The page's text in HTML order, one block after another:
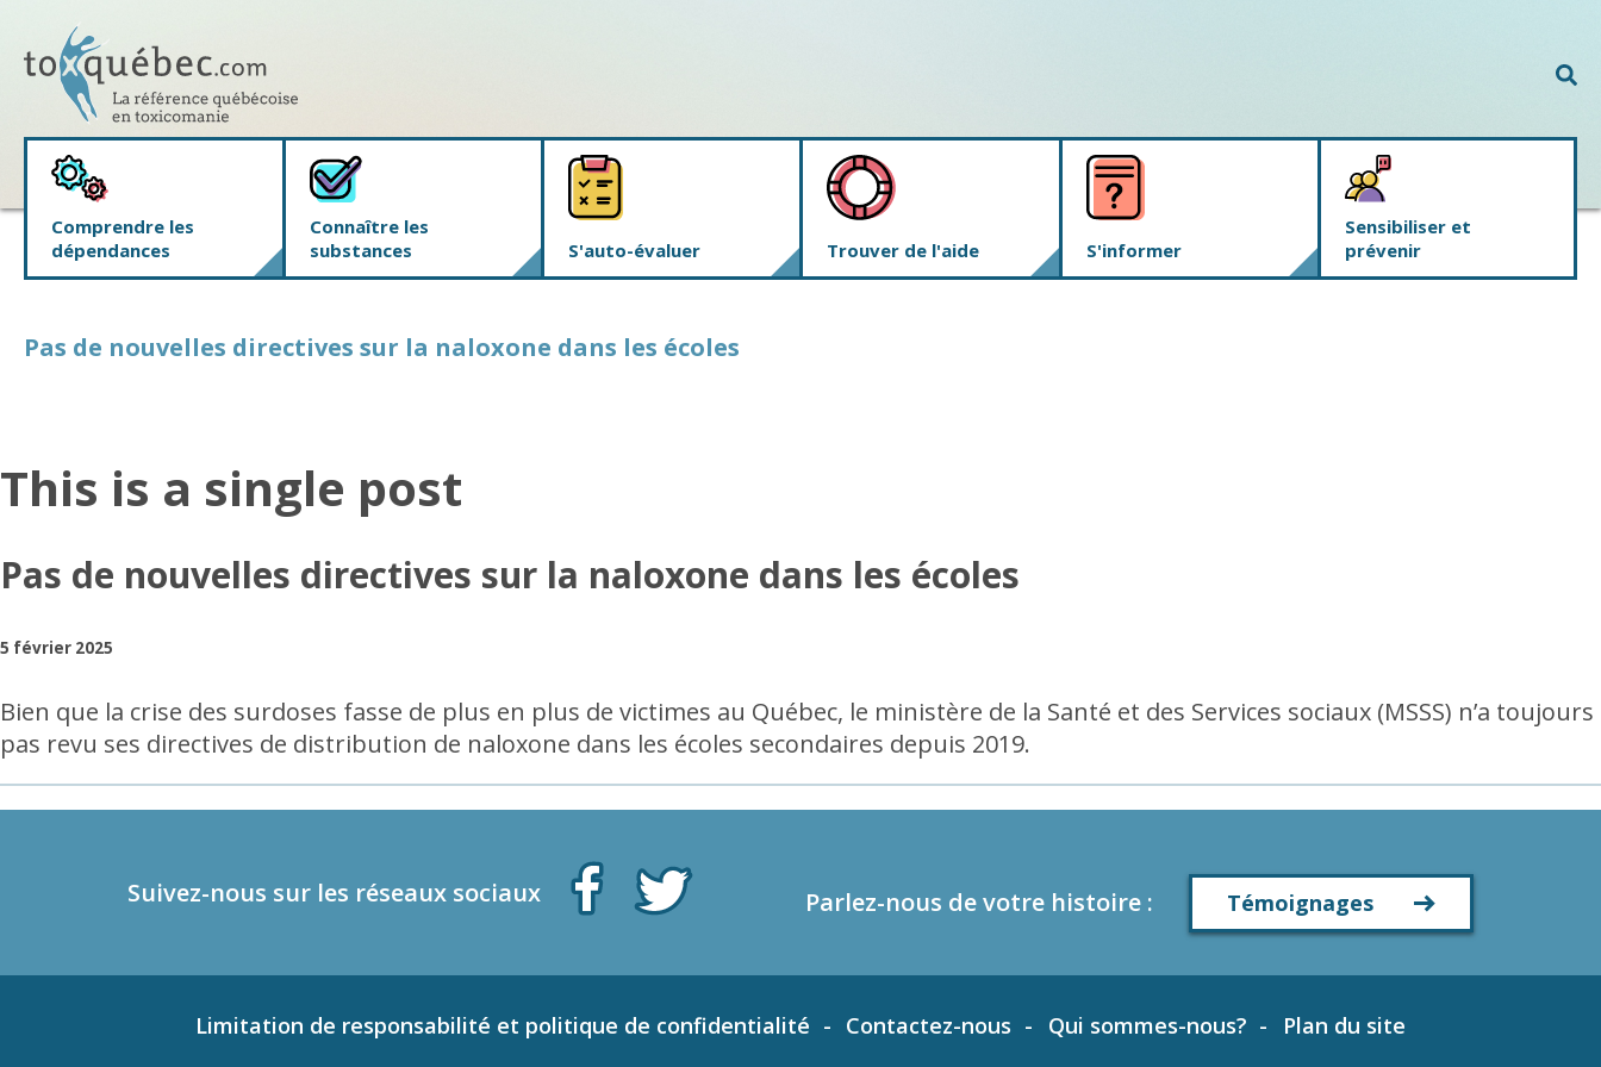
Comprendre les
dépendances
Connaître les
substances
S'auto-évaluer Trouver de l'aide S'informer
Sensibiliser et
prévenir
Pas de nouvelles directives sur la naloxone dans les écoles
This is a single post
Pas de nouvelles directives sur la naloxone dans les écoles
5 février 2025
Bien que la crise des surdoses fasse de plus en plus de victimes au Québec, le ministère de la Santé et des Services sociaux (MSSS) n’a toujours
pas revu ses directives de distribution de naloxone dans les écoles secondaires depuis 2019.
Suivez-nous sur les réseaux sociaux Parlez-nous de votre histoire : Témoignages
Limitation de responsabilité et politique de confidentialité Contactez-nous Qui sommes-nous? Plan du site